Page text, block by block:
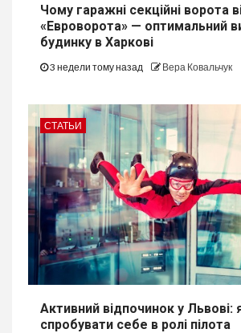
Чому гаражні секційні ворота
«Евроворота» — оптимальний
будинку в Харкові
3 недели тому назад Вера Ковальчук
СТАТЬИ
Активний відпочинок у Львові:
спробувати себе в ролі пілота